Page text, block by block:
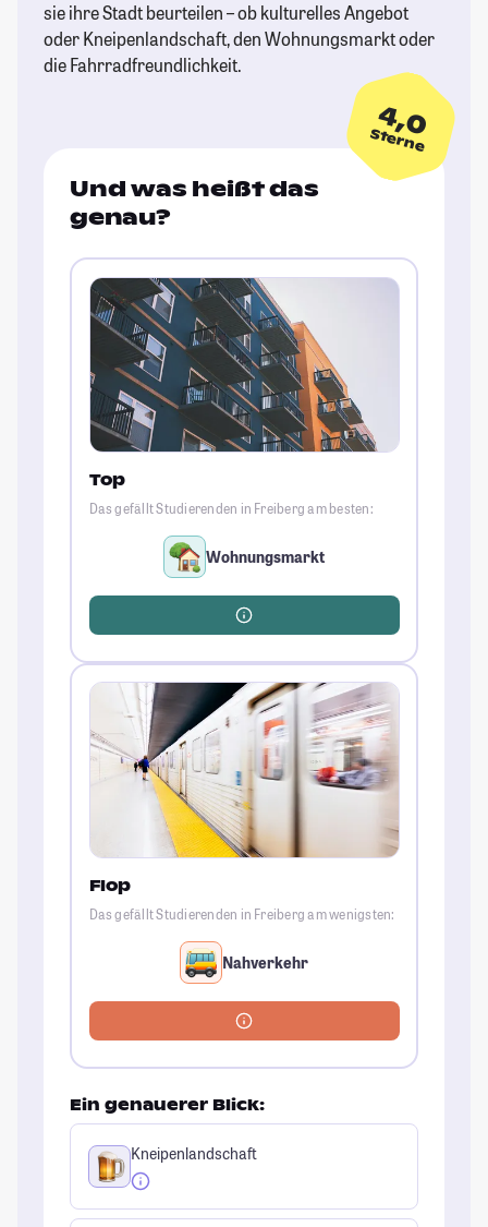
sie ihre Stadt beurteilen – ob kulturelles Angebot
oder Kneipenlandschaft, den Wohnungsmarkt oder
die Fahrradfreundlichkeit.
4,0
Sterne
Und was heißt das
genau?
Top
Das gefällt Studierenden in Freiberg am besten:
Wohnungsmarkt
Flop
Das gefällt Studierenden in Freiberg am wenigsten:
Nahverkehr
Ein genauerer Blick:
Kneipenlandschaft